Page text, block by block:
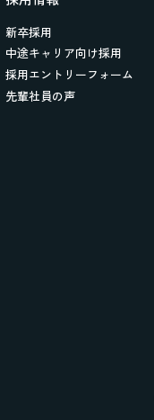
新卒採用
中途キャリア向け採用
採用エントリーフォーム
先輩社員の声